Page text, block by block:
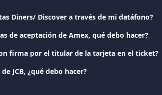
Diners/ Discover a través de mi datáfono?
de aceptación de Amex, qué debo hacer?
firma por el titular de la tarjeta en el ticket?
JCB, ¿qué debo hacer?